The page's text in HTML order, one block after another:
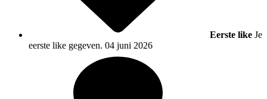
Eerste like Je
eerste like gegeven. 04 juni 2026